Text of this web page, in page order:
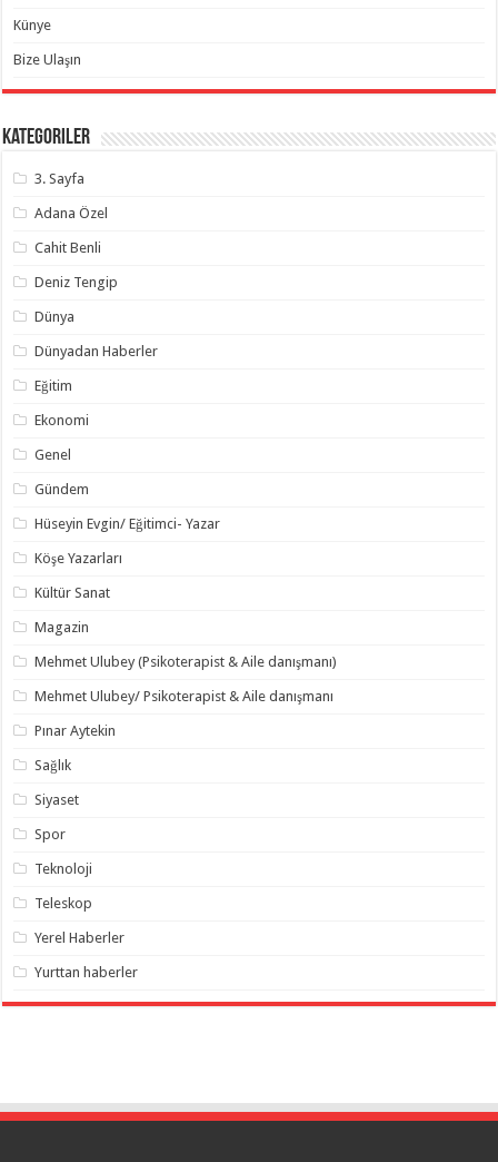
Künye
Bize Ulaşın
Kategoriler
3. Sayfa
Adana Özel
Cahit Benli
Deniz Tengip
Dünya
Dünyadan Haberler
Eğitim
Ekonomi
Genel
Gündem
Hüseyin Evgin/ Eğitimci- Yazar
Köşe Yazarları
Kültür Sanat
Magazin
Mehmet Ulubey (Psikoterapist & Aile danışmanı)
Mehmet Ulubey/ Psikoterapist & Aile danışmanı
Pınar Aytekin
Sağlık
Siyaset
Spor
Teknoloji
Teleskop
Yerel Haberler
Yurttan haberler